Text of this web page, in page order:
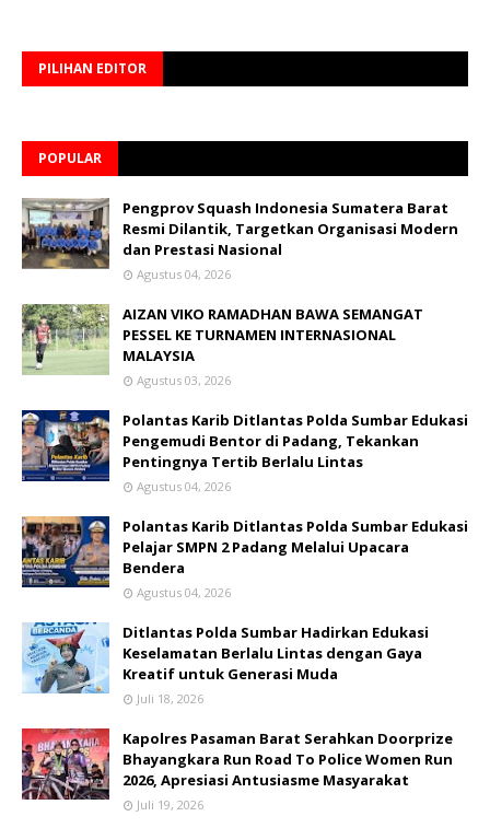
PILIHAN EDITOR
POPULAR
Pengprov Squash Indonesia Sumatera Barat
Resmi Dilantik, Targetkan Organisasi Modern
dan Prestasi Nasional
Agustus 04, 2026
AIZAN VIKO RAMADHAN BAWA SEMANGAT
PESSEL KE TURNAMEN INTERNASIONAL
MALAYSIA
Agustus 03, 2026
Polantas Karib Ditlantas Polda Sumbar Edukasi
Pengemudi Bentor di Padang, Tekankan
Pentingnya Tertib Berlalu Lintas
Agustus 04, 2026
Polantas Karib Ditlantas Polda Sumbar Edukasi
Pelajar SMPN 2 Padang Melalui Upacara
Bendera
Agustus 04, 2026
Ditlantas Polda Sumbar Hadirkan Edukasi
Keselamatan Berlalu Lintas dengan Gaya
Kreatif untuk Generasi Muda
Juli 18, 2026
Kapolres Pasaman Barat Serahkan Doorprize
Bhayangkara Run Road To Police Women Run
2026, Apresiasi Antusiasme Masyarakat
Juli 19, 2026